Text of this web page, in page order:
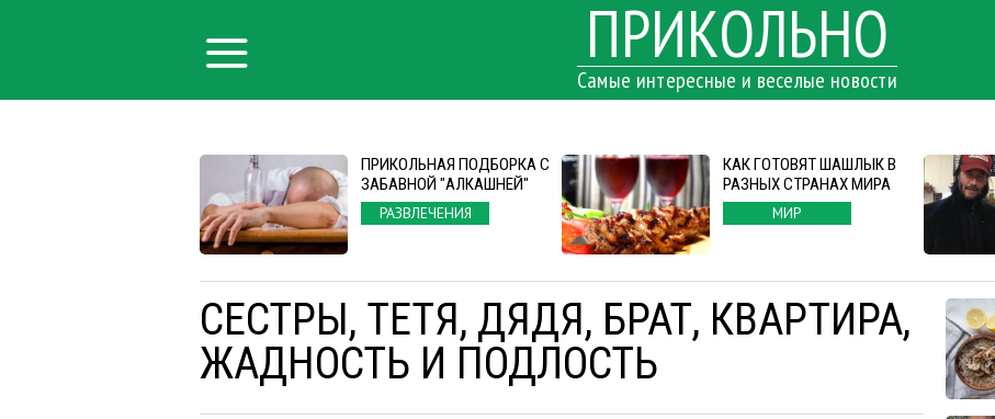
ПРИКОЛЬНО
Самые интересные и веселые новости
ПРИКОЛЬНАЯ ПОДБОРКА С
ЗАБАВНОЙ "АЛКАШНЕЙ"
РАЗВЛЕЧЕНИЯ
КАК ГОТОВЯТ ШАШЛЫК В
РАЗНЫХ СТРАНАХ МИРА
МИР
СЕСТРЫ, ТЕТЯ, ДЯДЯ, БРАТ, КВАРТИРА,
ЖАДНОСТЬ И ПОДЛОСТЬ